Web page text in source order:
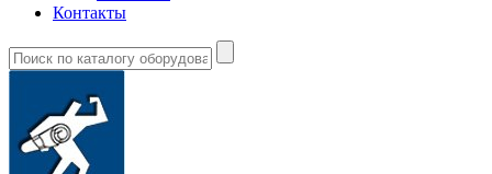
Контакты